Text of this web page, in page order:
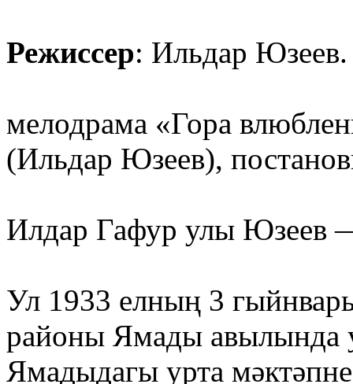
Режиссер: Ильдар Юзеев.
мелодрама «Гора
(Ильдар Юзеев),
Илдар Гафур улы Юзеев
Ул 1933 елның 3
районы Ямады авылында
Ямадыдагы урта